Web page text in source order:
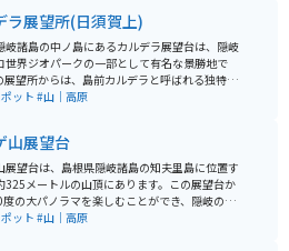
ラ展望所(日須賀上)
岐諸島の中ノ島にあるカルデラ展望台は、隠岐
世界ジオパークの一部として有名な景勝地で
展望所からは、島前カルデラと呼ばれる独特な
望でき、島々を囲む内海や外輪山の美しい風景
電所が点在しており、自然と共生する地域の姿
ます。アクセスも良く、展望所からは隠岐の豊
を満喫できるため、多くの観光客に人気のスポ
。
ット#山｜高原
山展望台
展望台は、島根県隠岐諸島の知夫里島に位置す
325メートルの山頂にあります。この展望台か
度の大パノラマを楽しむことができ、隠岐の
根半島、さらに遠く鳥取県の大山まで見渡せる
ット#山｜高原